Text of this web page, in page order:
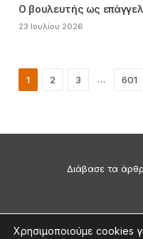
Ο βουλευτής ως
23 Ιουλίου 2026
1 2 3 … 601
Διάβασε τα
Χρησιμοποιούμε cookies